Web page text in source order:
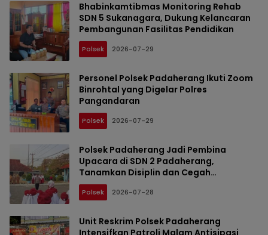
Bhabinkamtibmas Monitoring Rehab
SDN 5 Sukanagara, Dukung Kelancaran
Pembangunan Fasilitas Pendidikan
Polsek 2026-07-29
Personel Polsek Padaherang Ikuti Zoom
Binrohtal yang Digelar Polres
Pangandaran
Polsek 2026-07-29
Polsek Padaherang Jadi Pembina
Upacara di SDN 2 Padaherang,
Tanamkan Disiplin dan Cegah
Perundungan Sejak Dini
Polsek 2026-07-28
Unit Reskrim Polsek Padaherang